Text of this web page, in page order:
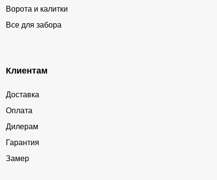
Ворота и калитки
Все для забора
Клиентам
Доставка
Оплата
Дилерам
Гарантия
Замер